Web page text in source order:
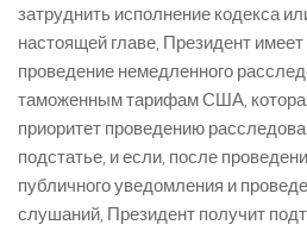
затруднить исполнение кодекса
настоящей главе, Президент
проведение немедленного
таможенным тарифам США,
приоритет проведению
подстатье, и если, после
публичного уведомления и
слушаний, Президент получит